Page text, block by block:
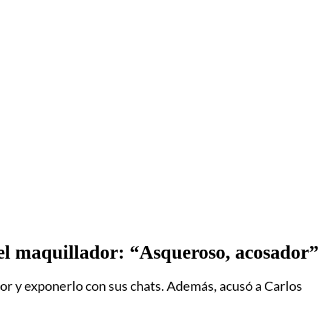
maquillador: “Asqueroso, acosador”
exponerlo con sus chats. Además, acusó a Carlos